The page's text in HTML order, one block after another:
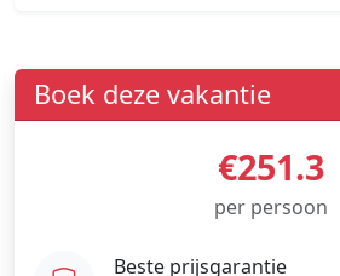
Boek deze vakantie
€251.3
per persoon
Beste prijsgarantie